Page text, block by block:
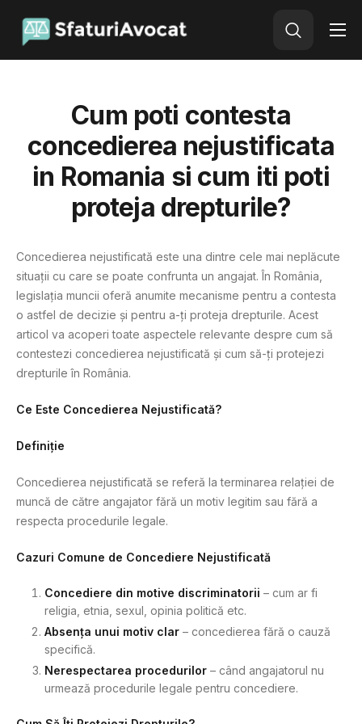
Avocat Online
Cum poti contesta
concedierea nejustificata
in Romania si cum iti poti
proteja drepturile?
Concedierea nejustificată este una dintre cele mai neplăcute
situații cu care se poate confrunta un angajat. În România,
legislația muncii oferă anumite mecanisme pentru a contesta
o astfel de decizie și pentru a-ți proteja drepturile. Acest
articol va acoperi toate aspectele relevante despre cum să
contestezi concedierea nejustificată și cum să-ți protejezi
drepturile în România.
Ce Este Concedierea Nejustificată?
Definiție
Concedierea nejustificată se referă la terminarea relației de
muncă de către angajator fără un motiv legitim sau fără a
respecta procedurile legale.
Cazuri Comune de Concediere Nejustificată
Concediere din motive discriminatorii – cum ar fi
religia, etnia, sexul, opinia politică etc.
Absența unui motiv clar – concedierea fără o cauză
specifică.
Nerespectarea procedurilor – când angajatorul nu
urmează procedurile legale pentru concediere.